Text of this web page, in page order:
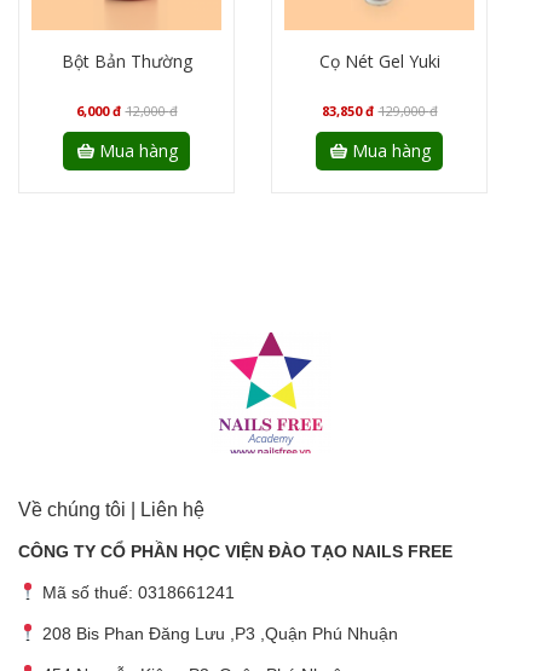
Bột Bản Thường
6,000đ 12,000đ
Mua hàng
Cọ Nét Gel Yuki
83,850đ 129,000đ
Mua hàng
Về chúng tôi | Liên hệ
CÔNG TY CỔ PHẦN HỌC VIỆN ĐÀO TẠO NAILS FREE
Mã số thuế: 0318661241
208 Bis Phan Đăng Lưu ,P3 ,Quận Phú Nhuận